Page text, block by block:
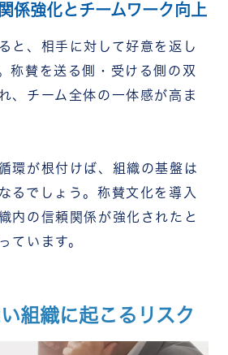
係強化とチームワーク向上
と、相手に対して好意を返し
称賛を送る側・受ける側の双
、チーム全体の一体感が高ま
環が根付けば、組織の基盤は
るでしょう。称賛文化を導入
内の信頼関係が強化されたと
ています。
組織に起こるリスク